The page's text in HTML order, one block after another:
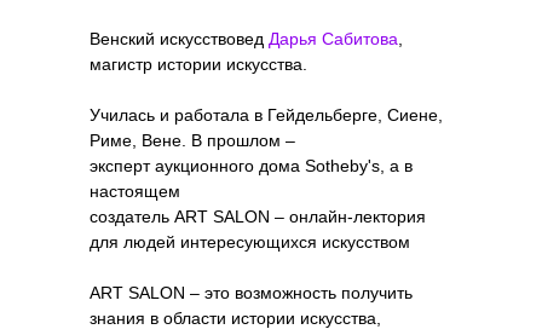
Венский искусствовед Дарья Сабитова
магистр истории искусства.
Училась и работала в Гейдельберге, Сиене,
Риме, Вене. В прошлом –
эксперт аукционного дома Sotheby's, а в
настоящем
создатель ART SALON – онлайн-лектория
для людей интересующихся искусством
ART SALON – это возможность получить
знания в области истории искусства,